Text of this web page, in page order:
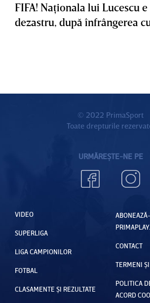
FIFA! Naţionala lui Lucescu
dezastru, după înfrângerea
© 2022 PrimaSport
Toate drepturile
URMĂREȘTE-NE PE
VIDEO
SUPERLIGA
LIGA CAMPIONILOR
FOTBAL
CLASAMENTE ȘI REZULTATE
CONTACT
TERMENI
POLITICA
ACORD